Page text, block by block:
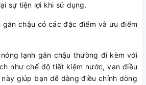
sự tiện lợi khi sử dụng.
gắn chậu có các đặc điểm và ưu điểm
lạnh gắn chậu thường đi kèm với
như chế độ tiết kiệm nước, van điều
giúp bạn dễ dàng điều chỉnh dòng